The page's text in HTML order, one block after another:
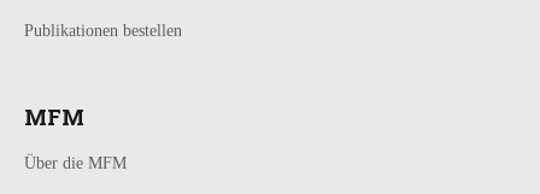
Publikationen bestellen
MFM
Über die MFM